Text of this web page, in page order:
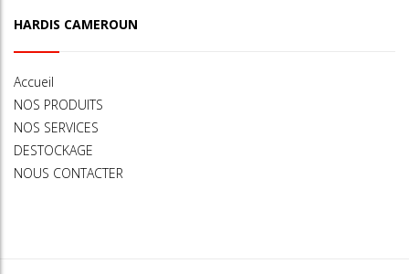
HARDIS CAMEROUN
Accueil
NOS PRODUITS
NOS SERVICES
DESTOCKAGE
NOUS CONTACTER